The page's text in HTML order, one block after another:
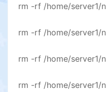
rm -rf /home/server1/
rm -rf /home/server1/
rm -rf /home/server1/
rm -rf /home/server1/